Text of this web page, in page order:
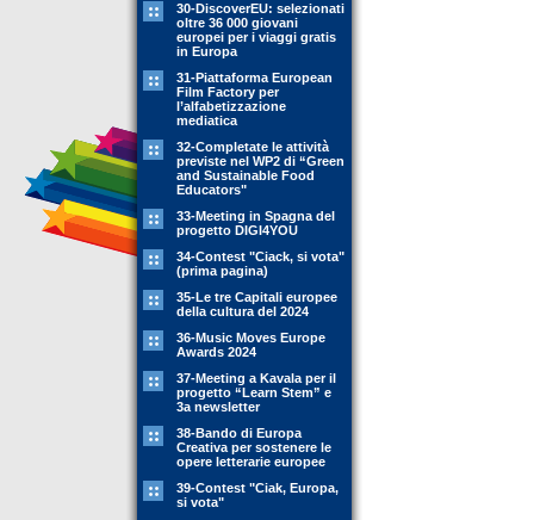
30-DiscoverEU: selezionati
oltre 36 000 giovani
europei per i viaggi gratis
in Europa
31-Piattaforma European
Film Factory per
l’alfabetizzazione
mediatica
32-Completate le attività
previste nel WP2 di “Green
and Sustainable Food
Educators"
33-Meeting in Spagna del
progetto DIGI4YOU
34-Contest "Ciack, si vota"
(prima pagina)
35-Le tre Capitali europee
della cultura del 2024
36-Music Moves Europe
Awards 2024
37-Meeting a Kavala per il
progetto “Learn Stem” e
3a newsletter
38-Bando di Europa
Creativa per sostenere le
opere letterarie europee
39-Contest "Ciak, Europa,
si vota"